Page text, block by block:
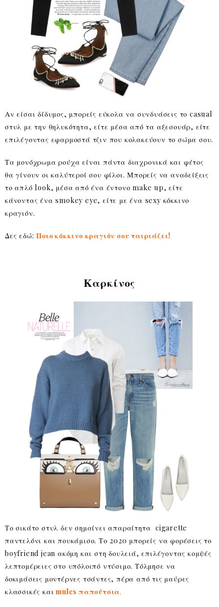
Αν είσαι δίδυμος, μπορείς εύκολα να συνδυάσεις το casual
στυλ με την θηλυκότητα, είτε μέσα από τα αξεσουάρ, είτε
επιλέγοντας εφαρμοστά τζιν που κολακεύουν το σώμα σου.
Τα μονόχρωμα ρούχα είναι πάντα διαχρονικά και φέτος
θα γίνουν οι καλύτεροί σου φίλοι. Μπορείς να αναδείξεις
το απλό look, μέσα από ένα έντονο make up, είτε
κάνοντας ένα smokey eye, είτε με ένα sexy κόκκινο
κραγιόν.
Δες εδώ:Ποιο κόκκινο κραγιόν σου ταιριάζει!
Καρκίνος
Το σικάτο στυλ δεν σημαίνει απαραίτητα cigarette
παντελόνι και πουκάμισο. Το 2020 μπορείς να φορέσεις το
boyfriend jean ακόμη και στη δουλειά, επιλέγοντας κομψές
λεπτομέρειες στο υπόλοιπό ντύσιμο. Τόλμησε να
δοκιμάσεις μοντέρνες τσάντες, πέρα από τις μαύρες
κλασσικές και mules παπούτσια.